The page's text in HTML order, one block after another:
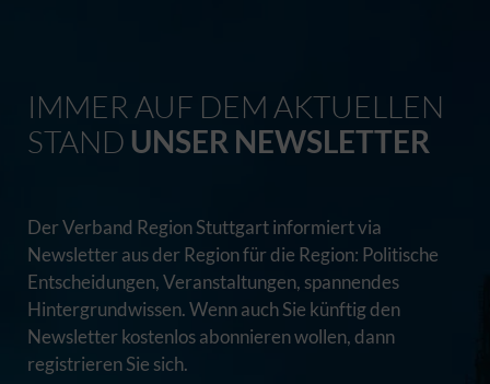
IMMER AUF DEM AKTUELLEN
STAND UNSER NEWSLETTER
Der Verband Region Stuttgart informiert via
Newsletter aus der Region für die Region: Politische
Entscheidungen, Veranstaltungen, spannendes
Hintergrundwissen. Wenn auch Sie künftig den
Newsletter kostenlos abonnieren wollen, dann
registrieren Sie sich.